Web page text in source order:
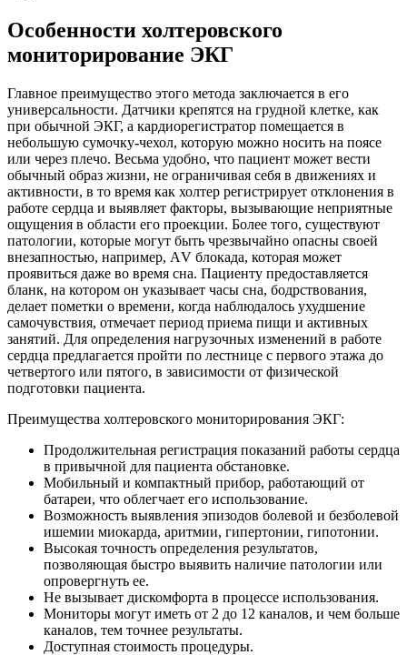
Особенности холтеровского
мониторирование ЭКГ
Главное преимущество этого метода заключается в его
универсальности. Датчики крепятся на грудной клетке, как
при обычной ЭКГ, а кардиорегистратор помещается в
небольшую сумочку-чехол, которую можно носить на поясе
или через плечо. Весьма удобно, что пациент может вести
обычный образ жизни, не ограничивая себя в движениях и
активности, в то время как холтер регистрирует отклонения в
работе сердца и выявляет факторы, вызывающие неприятные
ощущения в области его проекции. Более того, существуют
патологии, которые могут быть чрезвычайно опасны своей
внезапностью, например, АV блокада, которая может
проявиться даже во время сна. Пациенту предоставляется
бланк, на котором он указывает часы сна, бодрствования,
делает пометки о времени, когда наблюдалось ухудшение
самочувствия, отмечает период приема пищи и активных
занятий. Для определения нагрузочных изменений в работе
сердца предлагается пройти по лестнице с первого этажа до
четвертого или пятого, в зависимости от физической
подготовки пациента.
Преимущества холтеровского мониторирования ЭКГ:
Продолжительная регистрация показаний работы сердца
в привычной для пациента обстановке.
Мобильный и компактный прибор, работающий от
батареи, что облегчает его использование.
Возможность выявления эпизодов болевой и безболевой
ишемии миокарда, аритмии, гипертонии, гипотонии.
Высокая точность определения результатов,
позволяющая быстро выявить наличие патологии или
опровергнуть ее.
Не вызывает дискомфорта в процессе использования.
Мониторы могут иметь от 2 до 12 каналов, и чем больше
каналов, тем точнее результаты.
Доступная стоимость процедуры.